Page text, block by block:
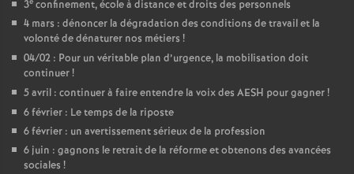
s
T
o
u
3 confinement, école à distance et droits des personnels
4 mars : dénoncer la dégradation des conditions de travail et la
volonté de dénaturer nos métiers !
04/02 : Pour un véritable plan d’urgence, la mobilisation doit
continuer!
5 avril : continuer à faire entendre la voix des AESH pour gagner!
6 février : Le temps de la riposte
6 février : un avertissement sérieux de la profession
6 juin : gagnons le retrait de la réforme et obtenons des avancées
sociales !